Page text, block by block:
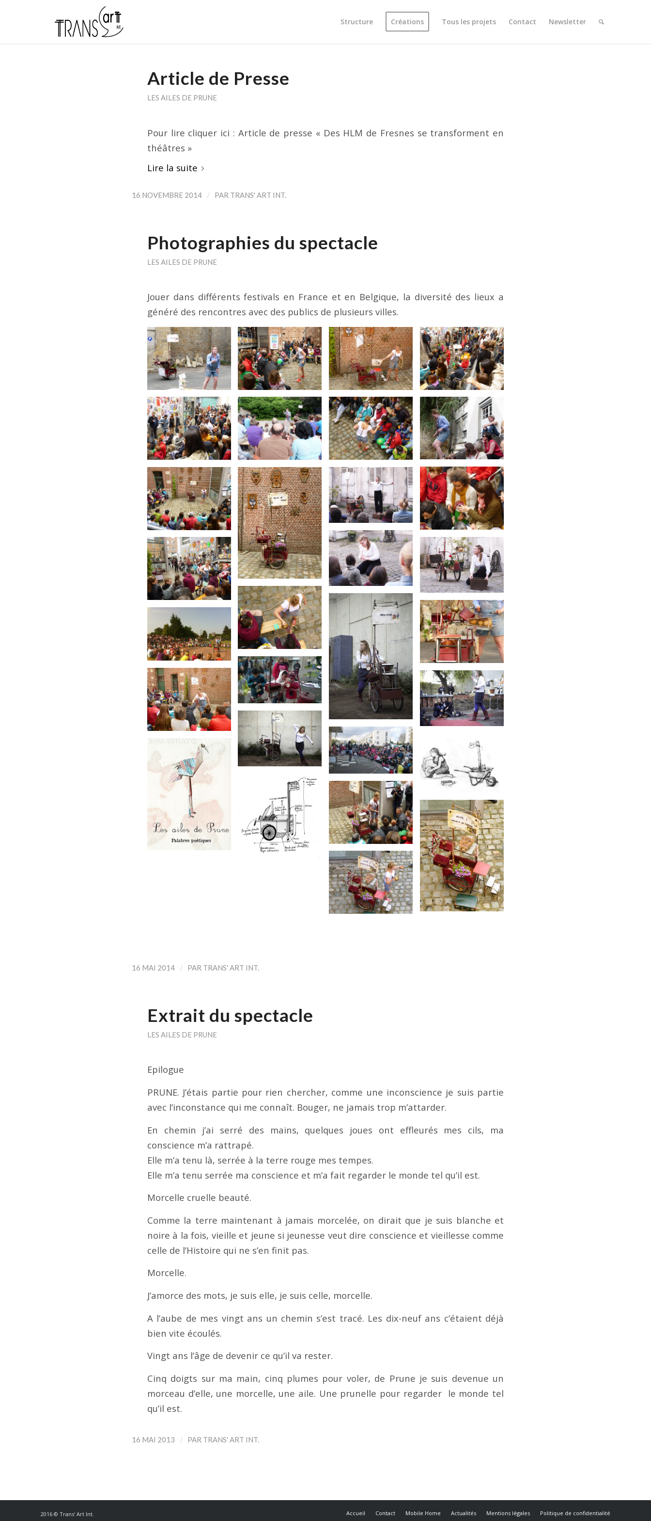
Structure Créations Tous les projets Contact Newsletter
Article de Presse
LES AILES DE PRUNE
Pour lire cliquer ici : Article de presse « Des HLM de Fresnes se transforment en
théâtres »
Lire la suite
16 NOVEMBRE 2014 / PAR TRANS' ART INT.
Photographies du spectacle
LES AILES DE PRUNE
Jouer dans différents festivals en France et en Belgique, la diversité des lieux a
généré des rencontres avec des publics de plusieurs villes.
16 MAI 2014 / PAR TRANS' ART INT.
Extrait du spectacle
LES AILES DE PRUNE
Epilogue
PRUNE. J’étais partie pour rien chercher, comme une inconscience je suis partie
avec l’inconstance qui me connaît. Bouger, ne jamais trop m’attarder.
En chemin j’ai serré des mains, quelques joues ont effleurés mes cils, ma
conscience m’a rattrapé.
Elle m’a tenu là, serrée à la terre rouge mes tempes.
Elle m’a tenu serrée ma conscience et m’a fait regarder le monde tel qu’il est.
Morcelle cruelle beauté.
Comme la terre maintenant à jamais morcelée, on dirait que je suis blanche et
noire à la fois, vieille et jeune si jeunesse veut dire conscience et vieillesse comme
celle de l’Histoire qui ne s’en finit pas.
Morcelle.
J’amorce des mots, je suis elle, je suis celle, morcelle.
A l’aube de mes vingt ans un chemin s’est tracé. Les dix-neuf ans c’étaient déjà
bien vite écoulés.
Vingt ans l’âge de devenir ce qu’il va rester.
Cinq doigts sur ma main, cinq plumes pour voler, de Prune je suis devenue un
morceau d’elle, une morcelle, une aile. Une prunelle pour regarder le monde tel
qu’il est.
16 MAI 2013 / PAR TRANS' ART INT.
2016 © Trans' Art Int. Accueil Contact Mobile Home Actualités Mentions légales Politique de confidentialité